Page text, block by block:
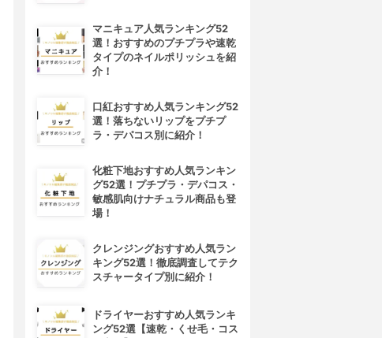
マニキュア人気ランキング52
選！おすすめのプチプラや速乾
タイプのネイルポリッシュを紹
介！
口紅おすすめ人気ランキング52
選！落ちないリップをプチプ
ラ・デパコス別に紹介！
化粧下地おすすめ人気ランキン
グ52選！プチプラ・デパコス・
敏感肌向けナチュラル商品も登
場！
クレンジングおすすめ人気ラン
キング52選！徹底調査してテク
スチャータイプ別に紹介！
ドライヤーおすすめ人気ランキ
ング52選【速乾・くせ毛・コス